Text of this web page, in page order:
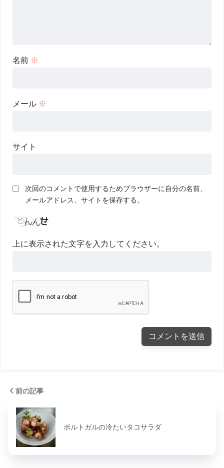
名前 ※
メール ※
サイト
次回のコメントで使用するためブラウザーに自分の名前、
メールアドレス、サイトを保存する。
上に表示された文字を入力してください。
前の記事
ポルトガルの冷たいタコサラダ